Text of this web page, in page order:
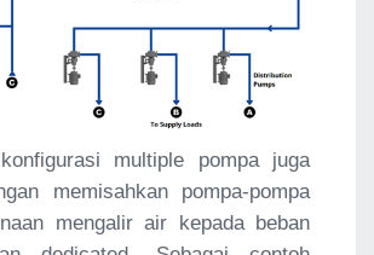
multiple pompa juga
memisahkan pompa-pompa
mengalir air kepada beban